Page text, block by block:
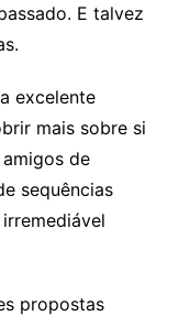
E talvez
excelente
mais sobre si
de
sequências
propostas